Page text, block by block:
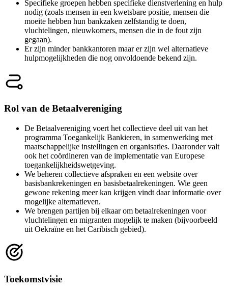
Specifieke groepen hebben specifieke dienstverlening en hulp
nodig (zoals mensen in een kwetsbare positie, mensen die
moeite hebben hun bankzaken zelfstandig te doen,
vluchtelingen, nieuwkomers, mensen die in de fout zijn
gegaan).
Er zijn minder bankkantoren maar er zijn wel alternatieve
hulpmogelijkheden die nog onvoldoende bekend zijn.
Rol van de Betaalvereniging
De Betaalvereniging voert het collectieve deel uit van het
programma Toegankelijk Bankieren, in samenwerking met
maatschappelijke instellingen en organisaties. Daaronder valt
ook het coördineren van de implementatie van Europese
toegankelijkheidswetgeving.
We beheren collectieve afspraken en een website over
basisbankrekeningen en basisbetaalrekeningen. Wie geen
gewone rekening meer kan krijgen vindt daar informatie over
mogelijke alternatieven.
We brengen partijen bij elkaar om betaalrekeningen voor
vluchtelingen en migranten mogelijk te maken (bijvoorbeeld
uit Oekraïne en het Caribisch gebied).
Toekomstvisie